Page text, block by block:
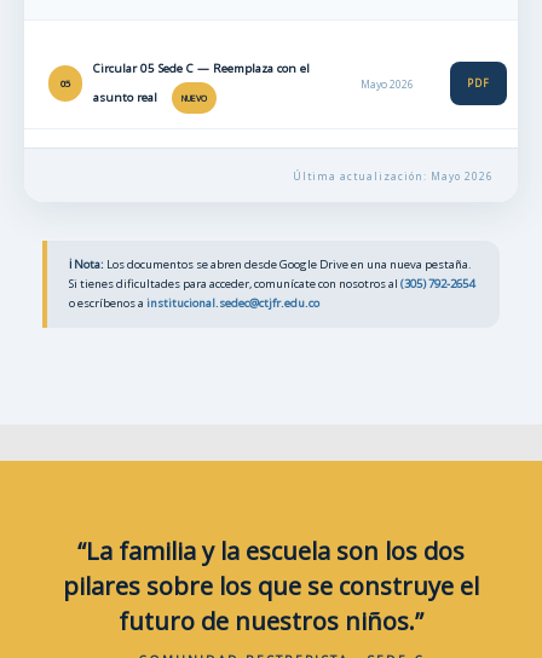
05
Circular 05 Sede C — Reemplaza con el
asunto real
NUEVO
Mayo 2026 PDF
Última actualización: Mayo 2026
ℹ️ Nota: Los documentos se abren desde Google Drive en una nueva pestaña.
Si tienes dificultades para acceder, comunícate con nosotros al (305) 792-2654
o escríbenos a institucional.sedec@ctjfr.edu.co
“La familia y la escuela son los dos
pilares sobre los que se construye el
futuro de nuestros niños.”